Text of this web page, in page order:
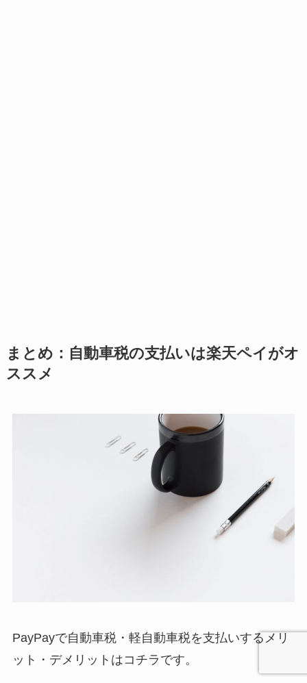
まとめ：自動車税の支払いは楽天ペイがオ
ススメ
PayPayで自動車税・軽自動車税を支払いするメリ
ット・デメリットはコチラです。